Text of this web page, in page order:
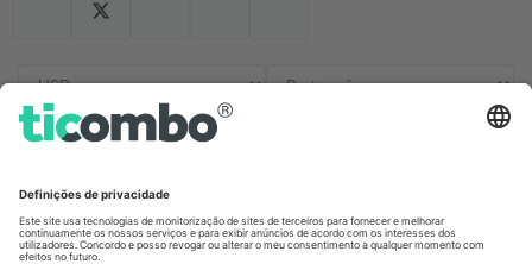
Germany
Unter den Linden 24, 10117
United Kingdom
167 City Road, London, Greater